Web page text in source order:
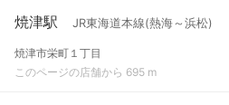
焼津駅 JR東海道本線(熱海～浜松)
焼津市栄町１丁目
このページの店舗から 695 m